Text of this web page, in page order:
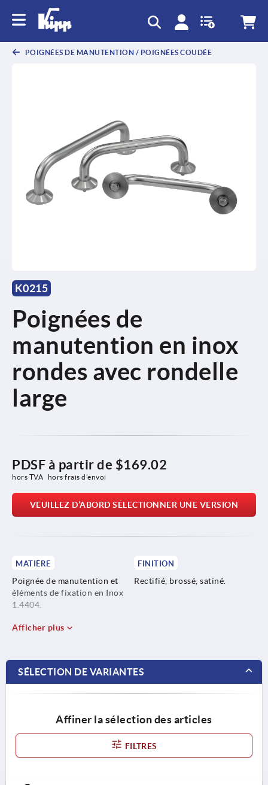
POIGNÉES DE MANUTENTION / POIGNÉES COUDÉE
K0215
Poignées de
manutention en inox
rondes avec rondelle
large
PDSF à partir de $169.02
hors TVA hors frais d’envoi
VEUILLEZ D’ABORD SÉLECTIONNER UNE VERSION
MATIÈRE
Poignée de manutention et
éléments de fixation en Inox
1.4404.
FINITION
Rectifié, brossé, satiné.
Afficher plus
SÉLECTION DE VARIANTES
Affiner la sélection des articles
FILTRES